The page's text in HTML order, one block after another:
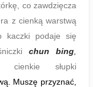
co zawdzięcza
z cienką warstwą
kaczki podaje się
chun bing
cienkie słupki
Muszę przyznać,